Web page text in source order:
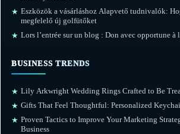
★ Eszközök a vásárláshoz Alapvető tudnivalók:
megfelelő új golfütőket
★ Lors l’entrée sur un blog : Don avec opportune à
BUSINESS TRENDS
★ Lily Arkwright Wedding Rings Crafted to Be
★ Gifts That Feel Thoughtful: Personalized
★ Proven Tactics to Improve Your Marketing
Business